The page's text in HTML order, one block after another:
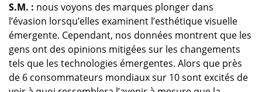
S.M. : nous voyons des marques plonger dans
l’évasion lorsqu’elles examinent l’esthétique visuelle
émergente. Cependant, nos données montrent que les
gens ont des opinions mitigées sur les changements
tels que les technologies émergentes. Alors que près
de 6 consommateurs mondiaux sur 10 sont excités de